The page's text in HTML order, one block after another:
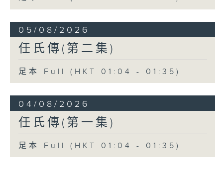
05/08/2026
任氏傳(第二集)
足本 Full (HKT 01:04 - 01:35)
04/08/2026
任氏傳(第一集)
足本 Full (HKT 01:04 - 01:35)